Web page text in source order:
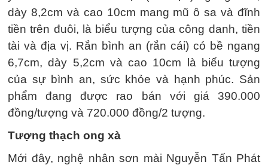
dày 8,2cm và cao 10cm mang mũ ô sa và đĩnh
tiền trên đuôi, là biểu tượng của công danh, tiền
tài và địa vị. Rắn bình an (rắn cái) có bề ngang
6,7cm, dày 5,2cm và cao 10cm là biểu tượng
của sự bình an, sức khỏe và hạnh phúc. Sản
phẩm đang được rao bán với giá 390.000
đồng/tượng và 720.000 đồng/2 tượng.
Tượng thạch ong xà
Mới đây, nghệ nhân sơn mài Nguyễn Tấn Phát